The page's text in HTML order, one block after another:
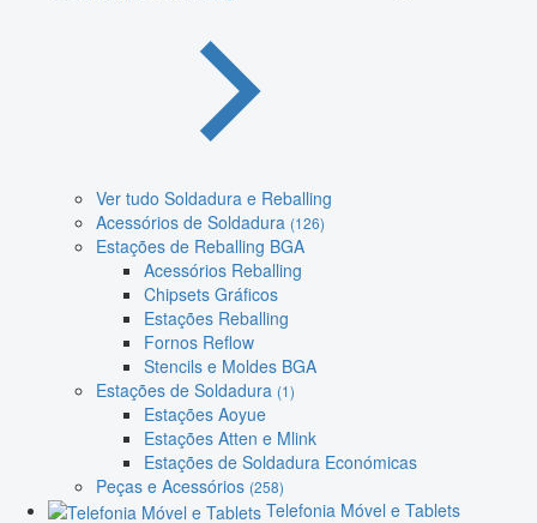
Ver tudo Soldadura e Reballing
Acessórios de Soldadura (126)
Estações de Reballing BGA
Acessórios Reballing
Chipsets Gráficos
Estações Reballing
Fornos Reflow
Stencils e Moldes BGA
Estações de Soldadura (1)
Estações Aoyue
Estações Atten e Mlink
Estações de Soldadura Económicas
Peças e Acessórios (258)
Telefonia Móvel e Tablets